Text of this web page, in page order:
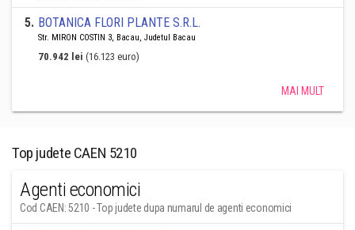
5. BOTANICA FLORI PLANTE S.R.L.
Str. MIRON COSTIN 3, Bacau, Judetul Bacau
70.942 lei (16.123 euro)
MAI MULT
Top judete CAEN 5210
Agenti economici
Cod CAEN: 5210 - Top judete dupa numarul de agenti economici